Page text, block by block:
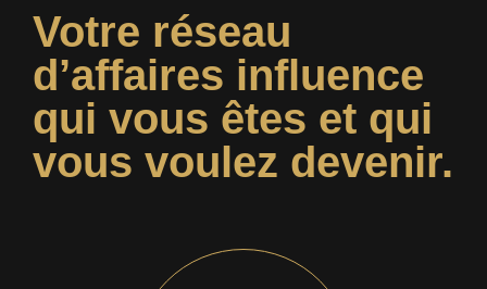
Votre réseau
d’affaires influence
qui vous êtes et qui
vous voulez devenir.